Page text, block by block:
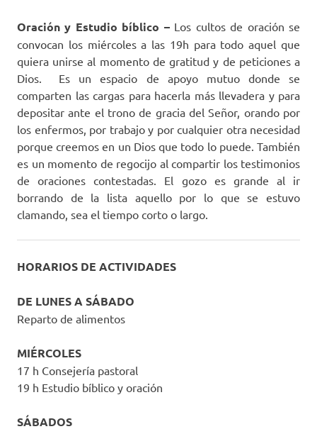
Oración y Estudio bíblico –Los cultos de oración se
convocan los miércoles a las 19h para todo aquel que
quiera unirse al momento de gratitud y de peticiones a
Dios. Es un espacio de apoyo mutuo donde se
comparten las cargas para hacerla más llevadera y para
depositar ante el trono de gracia del Señor, orando por
los enfermos, por trabajo y por cualquier otra necesidad
porque creemos en un Dios que todo lo puede. También
es un momento de regocijo al compartir los testimonios
de oraciones contestadas. El gozo es grande al ir
borrando de la lista aquello por lo que se estuvo
clamando, sea el tiempo corto o largo.
HORARIOS DE ACTIVIDADES
DE LUNES A SÁBADO
Reparto de alimentos
MIÉRCOLES
17 h Consejería pastoral
19 h Estudio bíblico y oración
SÁBADOS